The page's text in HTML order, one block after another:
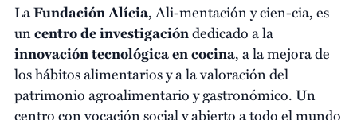
LaFundación Alícia, Ali-mentación y cien-cia, es
uncentro de investigacióndedicado a la
innovación tecnológica en cocina, a la mejora de
los hábitos alimentarios y a la valoración del
patrimonio agroalimentario y gastronómico. Un
centro con vocación social y abierto a todo el mundo